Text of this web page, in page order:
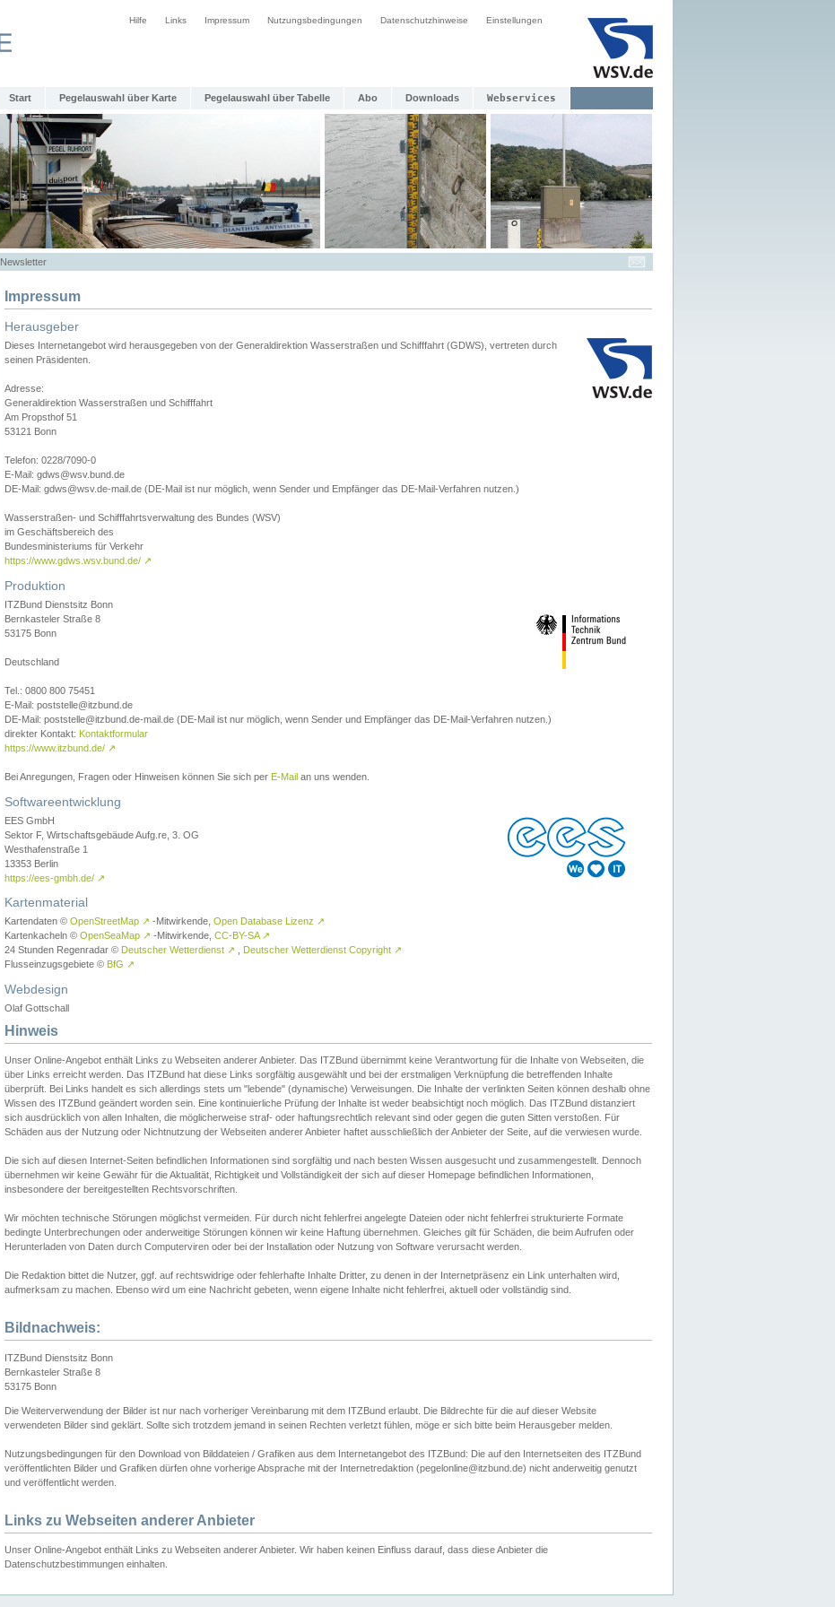
Hilfe Links Impressum Nutzungsbedingungen Datenschutzhinweise Einstellungen
Start Pegelauswahl über Karte Pegelauswahl über Tabelle Abo Downloads Webservices
Newsletter
Impressum
Herausgeber
Dieses Internetangebot wird herausgegeben von der Generaldirektion Wasserstraßen und Schifffahrt (GDWS), vertreten durch
seinen Präsidenten.
Adresse:
Generaldirektion Wasserstraßen und Schifffahrt
Am Propsthof 51
53121 Bonn
Telefon: 0228/7090-0
E-Mail: gdws@wsv.bund.de
DE-Mail: gdws@wsv.de-mail.de (DE-Mail ist nur möglich, wenn Sender und Empfänger das DE-Mail-Verfahren nutzen.)
Wasserstraßen- und Schifffahrtsverwaltung des Bundes (WSV)
im Geschäftsbereich des
Bundesministeriums für Verkehr
https://www.gdws.wsv.bund.de/ ↗
Produktion
ITZBund Dienstsitz Bonn
Bernkasteler Straße 8
53175 Bonn
Deutschland
Tel.: 0800 800 75451
E-Mail: poststelle@itzbund.de
DE-Mail: poststelle@itzbund.de-mail.de (DE-Mail ist nur möglich, wenn Sender und Empfänger das DE-Mail-Verfahren nutzen.)
direkter Kontakt: Kontaktformular
https://www.itzbund.de/ ↗
Bei Anregungen, Fragen oder Hinweisen können Sie sich per E-Mail an uns wenden.
Softwareentwicklung
EES GmbH
Sektor F, Wirtschaftsgebäude Aufg.re, 3. OG
Westhafenstraße 1
13353 Berlin
https://ees-gmbh.de/ ↗
Kartenmaterial
Kartendaten © OpenStreetMap ↗ -Mitwirkende, Open Database Lizenz ↗
Kartenkacheln © OpenSeaMap ↗ -Mitwirkende, CC-BY-SA ↗
24 Stunden Regenradar © Deutscher Wetterdienst ↗ Deutscher Wetterdienst Copyright ↗
Flusseinzugsgebiete © BfG ↗
Webdesign
Olaf Gottschall
Hinweis
Unser Online-Angebot enthält Links zu Webseiten anderer Anbieter. Das ITZBund übernimmt keine Verantwortung für die Inhalte von Webseiten, die
über Links erreicht werden. Das ITZBund hat diese Links sorgfältig ausgewählt und bei der erstmaligen Verknüpfung die betreffenden Inhalte
überprüft. Bei Links handelt es sich allerdings stets um "lebende" (dynamische) Verweisungen. Die Inhalte der verlinkten Seiten können deshalb ohne
Wissen des ITZBund geändert worden sein. Eine kontinuierliche Prüfung der Inhalte ist weder beabsichtigt noch möglich. Das ITZBund distanziert
sich ausdrücklich von allen Inhalten, die möglicherweise straf- oder haftungsrechtlich relevant sind oder gegen die guten Sitten verstoßen. Für
Schäden aus der Nutzung oder Nichtnutzung der Webseiten anderer Anbieter haftet ausschließlich der Anbieter der Seite, auf die verwiesen wurde.
Die sich auf diesen Internet-Seiten befindlichen Informationen sind sorgfältig und nach besten Wissen ausgesucht und zusammengestellt. Dennoch
übernehmen wir keine Gewähr für die Aktualität, Richtigkeit und Vollständigkeit der sich auf dieser Homepage befindlichen Informationen,
insbesondere der bereitgestellten Rechtsvorschriften.
Wir möchten technische Störungen möglichst vermeiden. Für durch nicht fehlerfrei angelegte Dateien oder nicht fehlerfrei strukturierte Formate
bedingte Unterbrechungen oder anderweitige Störungen können wir keine Haftung übernehmen. Gleiches gilt für Schäden, die beim Aufrufen oder
Herunterladen von Daten durch Computerviren oder bei der Installation oder Nutzung von Software verursacht werden.
Die Redaktion bittet die Nutzer, ggf. auf rechtswidrige oder fehlerhafte Inhalte Dritter, zu denen in der Internetpräsenz ein Link unterhalten wird,
aufmerksam zu machen. Ebenso wird um eine Nachricht gebeten, wenn eigene Inhalte nicht fehlerfrei, aktuell oder vollständig sind.
Bildnachweis:
ITZBund Dienstsitz Bonn
Bernkasteler Straße 8
53175 Bonn
Die Weiterverwendung der Bilder ist nur nach vorheriger Vereinbarung mit dem ITZBund erlaubt. Die Bildrechte für die auf dieser Website
verwendeten Bilder sind geklärt. Sollte sich trotzdem jemand in seinen Rechten verletzt fühlen, möge er sich bitte beim Herausgeber melden.
Nutzungsbedingungen für den Download von Bilddateien / Grafiken aus dem Internetangebot des ITZBund: Die auf den Internetseiten des ITZBund
veröffentlichten Bilder und Grafiken dürfen ohne vorherige Absprache mit der Internetredaktion (pegelonline@itzbund.de) nicht anderweitig genutzt
und veröffentlicht werden.
Links zu Webseiten anderer Anbieter
Unser Online-Angebot enthält Links zu Webseiten anderer Anbieter. Wir haben keinen Einfluss darauf, dass diese Anbieter die
Datenschutzbestimmungen einhalten.